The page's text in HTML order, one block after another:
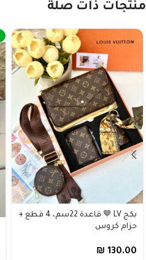
منتجات ذات صلة
بكج LV 🤎 قاعدة 22سم، 4 قطع +
حزام كروس
₪ 130.00